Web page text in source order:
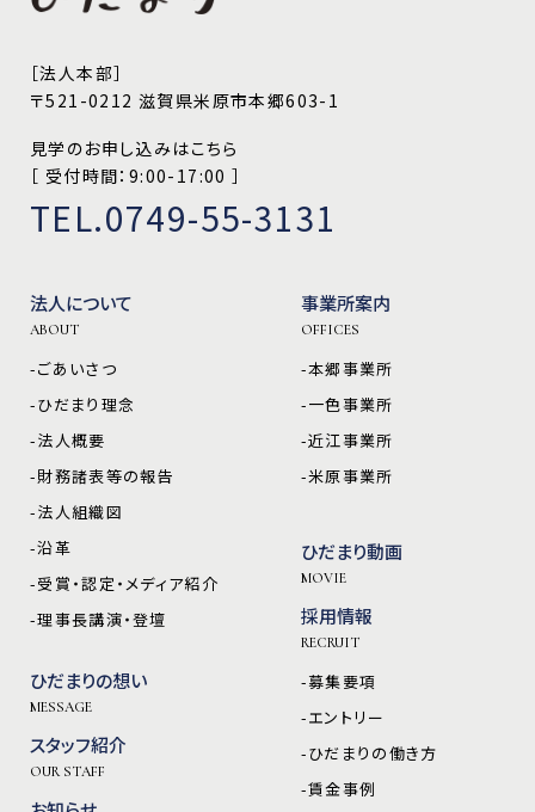
［法人本部］
〒521-0212 滋賀県米原市本郷603-1
見学のお申し込みはこちら
［ 受付時間：9:00-17:00 ］
TEL.0749-55-3131
法人について
ABOUT
-ごあいさつ
-ひだまり理念
-法人概要
-財務諸表等の報告
-法人組織図
-沿革
-受賞・認定・メディア紹介
-理事長講演・登壇
ひだまりの想い
MESSAGE
スタッフ紹介
OUR STAFF
事業所案内
OFFICES
-本郷事業所
-一色事業所
-近江事業所
-米原事業所
ひだまり動画
MOVIE
採用情報
RECRUIT
-募集要項
-エントリー
-ひだまりの働き方
-賃金事例